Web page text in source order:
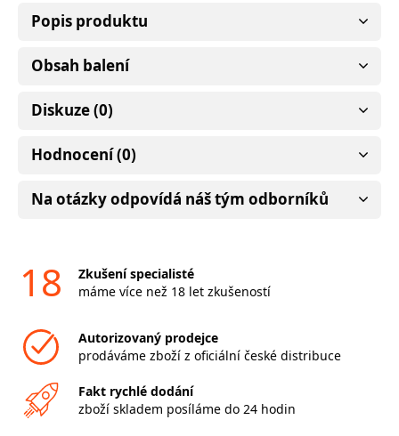
Popis produktu
Obsah balení
Diskuze (0)
Hodnocení (0)
Na otázky odpovídá náš tým odborníků
18
Zkušení specialisté
máme více než 18 let zkušeností
Autorizovaný prodejce
prodáváme zboží z oficiální české distribuce
Fakt rychlé dodání
zboží skladem posíláme do 24 hodin